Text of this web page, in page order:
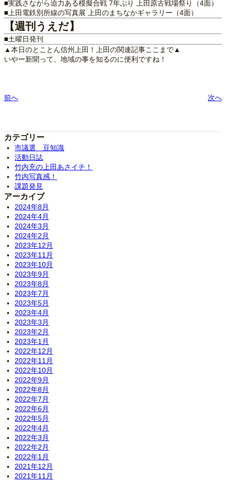
■実践さながら迫力ある模擬合戦 7年ぶり 上田原古戦場祭り（4面）
■上田電鉄別所線の写真展 上田のまちなかギャラリー（4面）
【週刊うえだ】
■土曜日発刊
▲本日のとことん信州上田！上田の関連記事ここまで▲
いやー新聞って、地域の事を知るのに便利ですね！
前へ 次へ
カテゴリー
市議選 豆知識
活動日誌
竹内充の上田あさイチ！
竹内写真感！
課題発見
アーカイブ
2024年8月
2024年4月
2024年3月
2024年2月
2023年12月
2023年11月
2023年10月
2023年9月
2023年8月
2023年7月
2023年5月
2023年4月
2023年3月
2023年2月
2023年1月
2022年12月
2022年11月
2022年10月
2022年9月
2022年8月
2022年7月
2022年6月
2022年5月
2022年4月
2022年3月
2022年2月
2022年1月
2021年12月
2021年11月